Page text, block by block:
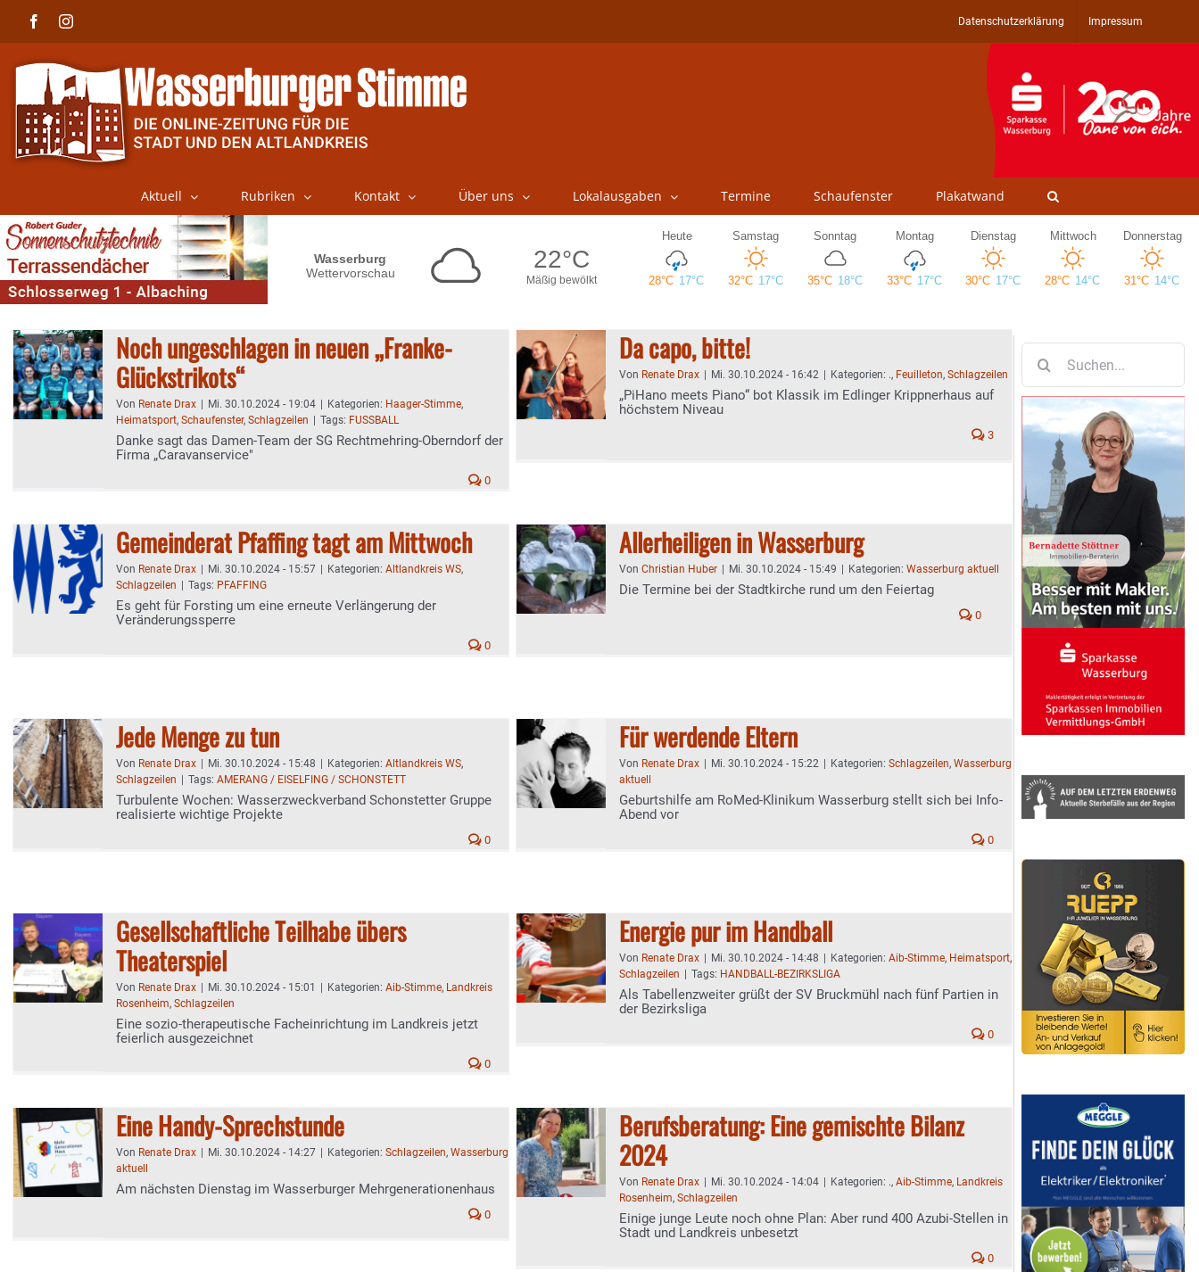
FacebookInstagram Datenschutzerklärung Impressum
Aktuell Rubriken Kontakt Über uns Lokalausgaben Termine Schaufenster Plakatwand
Noch ungeschlagen in neuen „Franke-
Glückstrikots“
Von Renate Drax Mi. 30.10.2024 - 19:04 Kategorien: Haager-Stimme,
Heimatsport, Schaufenster, Schlagzeilen Tags: FUSSBALL
Danke sagt das Damen-Team der SG Rechtmehring-Oberndorf der
Firma „Caravanservice"
0
Da capo, bitte!
Von Renate Drax Mi. 30.10.2024 - 16:42 Kategorien: ., Feuilleton, Schlagzeilen
„PiHano meets Piano“ bot Klassik im Edlinger Krippnerhaus auf
höchstem Niveau
3
Gemeinderat Pfaffing tagt am Mittwoch
Von Renate Drax Mi. 30.10.2024 - 15:57 Kategorien: Altlandkreis WS,
Schlagzeilen
Tags: PFAFFING
Es geht für Forsting um eine erneute Verlängerung der
Veränderungssperre
0
Allerheiligen in Wasserburg
Von Christian Huber Mi. 30.10.2024 - 15:49 Kategorien: Wasserburg aktuell
Die Termine bei der Stadtkirche rund um den Feiertag
0
Jede Menge zu tun
Von Renate Drax Mi. 30.10.2024 - 15:48 Kategorien: Altlandkreis WS,
Schlagzeilen
Tags: AMERANG / EISELFING / SCHONSTETT
Turbulente Wochen: Wasserzweckverband Schonstetter Gruppe
realisierte wichtige Projekte
0
Für werdende Eltern
Von Renate Drax Mi. 30.10.2024 - 15:22 Kategorien: Schlagzeilen, Wasserburg
aktuell
Geburtshilfe am RoMed-Klinikum Wasserburg stellt sich bei Info-
Abend vor
0
Gesellschaftliche Teilhabe übers
Theaterspiel
Von Renate Drax Mi. 30.10.2024 - 15:01 Kategorien: Aib-Stimme, Landkreis
Rosenheim, Schlagzeilen
Eine sozio-therapeutische Facheinrichtung im Landkreis jetzt
feierlich ausgezeichnet
0
Energie pur im Handball
Von Renate Drax Mi. 30.10.2024 - 14:48 Kategorien: Aib-Stimme, Heimatsport,
Schlagzeilen
Tags: HANDBALL-BEZIRKSLIGA
Als Tabellenzweiter grüßt der SV Bruckmühl nach fünf Partien in
der Bezirksliga
0
Eine Handy-Sprechstunde
Von Renate Drax Mi. 30.10.2024 - 14:27 Kategorien: Schlagzeilen, Wasserburg
aktuell
Am nächsten Dienstag im Wasserburger Mehrgenerationenhaus
0
Berufsberatung: Eine gemischte Bilanz
2024
Von Renate Drax Mi. 30.10.2024 - 14:04 Kategorien: ., Aib-Stimme, Landkreis
Rosenheim, Schlagzeilen
Einige junge Leute noch ohne Plan: Aber rund 400 Azubi-Stellen in
Stadt und Landkreis unbesetzt
0
nach: